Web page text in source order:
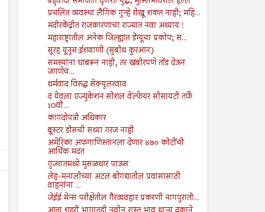
प्रचलित व्यवस्था लैंगिक गुन्हे रोखू शकत नाही; महि...
मंदीरकेंद्रीत राजकारणाचा राज्यात नवा अध्याय !
महाराष्ट्रातील अनेक जिल्ह्यांत डेंग्यूचा प्रकोप; स...
सूरह यूनुस:ईशवाणी (सुबोध कुरआन)
समस्यांना घाबरून नाही, तर खंबीरपणे तोंड देऊन
जगणेच...
धर्मवाद विरुद्ध सेक्युलरवाद
द येवला एज्युकेशन सोशल वेल्फेयर सोसायटी तर्फे
10वी...
कागदोपत्री अधिकार
बूस्टर डोसची सध्या गरज नाही
अमेरिका अफगाणिस्तानला देणार ४७० कोटींची
आर्थिक मदत
गुजरातमध्ये मुसळधार पाऊस
लेह-मनालीच्या अटल बोगद्यातील प्रवासासाठी
वाहनांना ...
जेईई मेन्स परीक्षेतील गैरव्यवहार प्रकरणी नागपुराती...